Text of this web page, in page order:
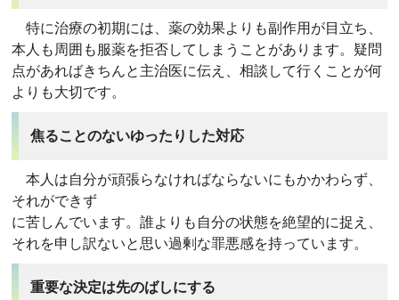
特に治療の初期には、薬の効果よりも副作用が目立ち、
本人も周囲も服薬を拒否してしまうことがあります。疑問
点があればきちんと主治医に伝え、相談して行くことが何
よりも大切です。
焦ることのないゆったりした対応
本人は自分が頑張らなければならないにもかかわらず、
それができず
に苦しんでいます。誰よりも自分の状態を絶望的に捉え、
それを申し訳ないと思い過剰な罪悪感を持っています。
重要な決定は先のばしにする